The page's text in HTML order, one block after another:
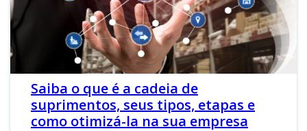
Saiba o que é a cadeia de
suprimentos, seus tipos, etapas e
como otimizá-la na sua empresa